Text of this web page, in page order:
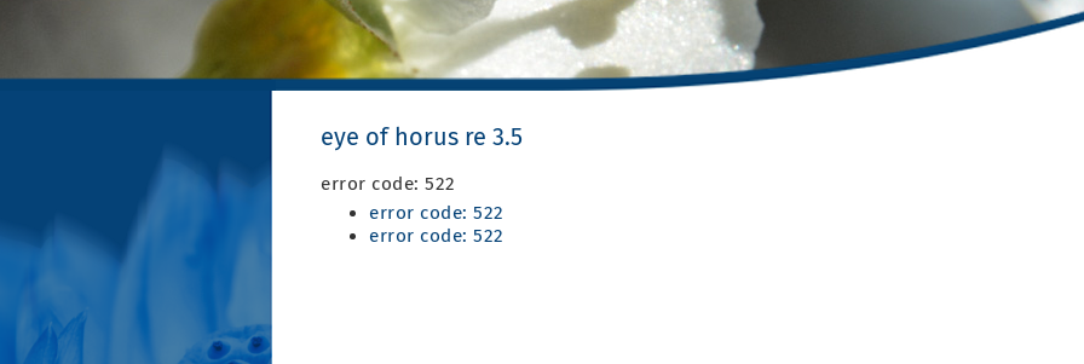
eye of horus re 3.5
error code: 522
error code: 522
error code: 522